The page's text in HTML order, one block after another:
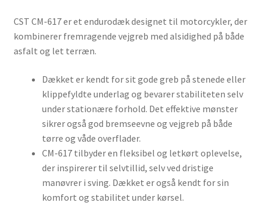
CST CM-617 er et endurodæk designet til motorcykler, der
kombinerer fremragende vejgreb med alsidighed på både
asfalt og let terræn.
Dækket er kendt for sit gode greb på stenede eller
klippefyldte underlag og bevarer stabiliteten selv
under stationære forhold. Det effektive mønster
sikrer også god bremseevne og vejgreb på både
tørre og våde overflader.
CM-617 tilbyder en fleksibel og letkørt oplevelse,
der inspirerer til selvtillid, selv ved dristige
manøvrer i sving. Dækket er også kendt for sin
komfort og stabilitet under kørsel.